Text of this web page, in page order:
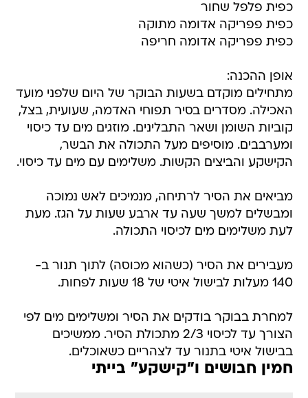
כפית פלפל שחור
כפית פפריקה אדומה מתוקה
כפית פפריקה אדומה חריפה
אופן ההכנה:
מתחילים מוקדם בשעות הבוקר של היום שלפני מועד
האכילה. מסדרים בסיר תפוחי האדמה, שעועית, בצל,
קוביות השומן ושאר התבלינים. מוזגים מים עד כיסוי
ומערבבים. מוסיפים מעל התכולה את הבשר,
הקישקע והביצים הקשות. משלימים עם מים עד כיסוי.
מביאים את הסיר לרתיחה, מנמיכים לאש נמוכה
ומבשלים למשך שעה עד ארבע שעות על הגז. מעת
לעת משלימים מים לכיסוי התכולה.
מעבירים את הסיר (כשהוא מכוסה) לתוך תנור ב-
140 מעלות לבישול איטי של 18 שעות לפחות.
למחרת בבוקר בודקים את הסיר ומשלימים מים לפי
הצורך עד לכיסוי 2/3 מתכולת הסיר. ממשיכים
בבישול איטי בתנור עד לצהריים כשאוכלים.
חמין חבושים ו"קישקע" בייתי